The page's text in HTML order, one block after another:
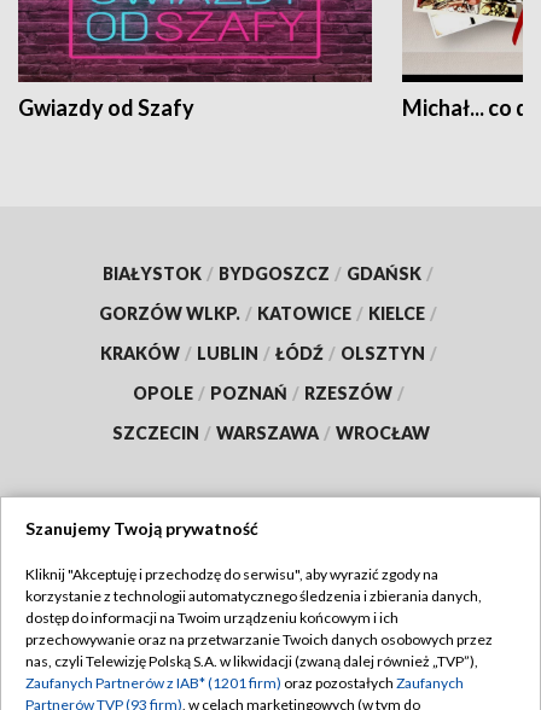
Gwiazdy od Szafy Michał... co
BIAŁYSTOK / BYDGOSZCZ / GDAŃSK /
GORZÓW WLKP. / KATOWICE / KIELCE /
KRAKÓW / LUBLIN / ŁÓDŹ / OLSZTYN /
OPOLE / POZNAŃ / RZESZÓW /
SZCZECIN / WARSZAWA / WROCŁAW
TVP
Abonament TVP
Emisja w TVP
Regulamin TVP
Polityka prywatności
Szanujemy Twoją prywatność
Kliknij "Akceptuję i przechodzę do serwisu", aby wyrazić zgody na
korzystanie z technologii automatycznego śledzenia i zbierania danych,
dostęp do informacji na Twoim urządzeniu końcowym i ich
przechowywanie oraz na przetwarzanie Twoich danych osobowych przez
nas, czyli Telewizję Polską S.A. w likwidacji (zwaną dalej również „TVP”),
Zaufanych Partnerów z IAB* (1201 firm) oraz pozostałych Zaufanych
Partnerów TVP (93 firm), w celach marketingowych (w tym do